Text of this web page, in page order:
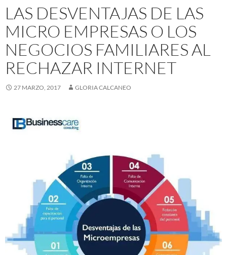
LAS DESVENTAJAS DE LAS
MICRO EMPRESAS O LOS
NEGOCIOS FAMILIARES AL
RECHAZAR INTERNET
27 MARZO, 2017 GLORIA CALCANEO